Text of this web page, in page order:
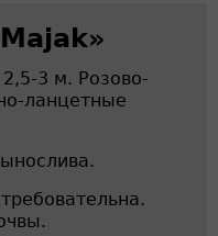
3 м. Розово-
ланцетные